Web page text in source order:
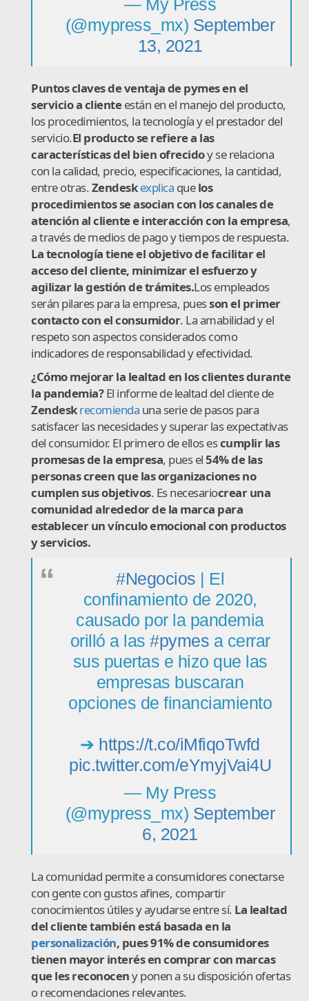
— My Press
(@mypress_mx) September
13, 2021
Puntos claves de ventaja de pymes en el
servicio a clienteestán en el manejo del producto,
los procedimientos, la tecnología y el prestador del
servicio.El producto se refiere a las
características del bien ofrecidoy se relaciona
con la calidad, precio, especificaciones, la cantidad,
entre otras.Zendesk explica quelos
procedimientos se asocian con los canales de
atención al cliente e interacción con la empresa,
a través de medios de pago y tiempos de respuesta.
La tecnología tiene el objetivo de facilitar el
acceso del cliente, minimizar el esfuerzo y
agilizar la gestión de trámites.Los empleados
serán pilares para la empresa, puesson el primer
contacto con el consumidor. La amabilidad y el
respeto son aspectos considerados como
indicadores de responsabilidad y efectividad.
¿Cómo mejorar la lealtad en los clientes durante
la pandemia?El informe de lealtad del cliente de
Zendeskrecomienda una serie de pasos para
satisfacer las necesidades y superar las expectativas
del consumidor. El primero de ellos escumplir las
promesas de la empresa, pues el54% de las
personas creen que las organizaciones no
cumplen sus objetivos. Es necesariocrear una
comunidad alrededor de la marca para
establecer un vínculo emocional con productos
y servicios.
#Negocios | El
confinamiento de 2020,
causado por la pandemia
orilló a las #pymes a cerrar
sus puertas e hizo que las
empresas buscaran
opciones de financiamiento
➔ https://t.co/iMfiqoTwfd
pic.twitter.com/eYmyjVai4U
— My Press
(@mypress_mx) September
6, 2021
La comunidad permite a consumidores conectarse
con gente con gustos afines, compartir
conocimientos útiles y ayudarse entre sí. La lealtad
del cliente también está basada en la
personalización, pues 91% de consumidores
tienen mayor interés en comprar con marcas
que les reconoceny ponen a su disposición ofertas
o recomendaciones relevantes.